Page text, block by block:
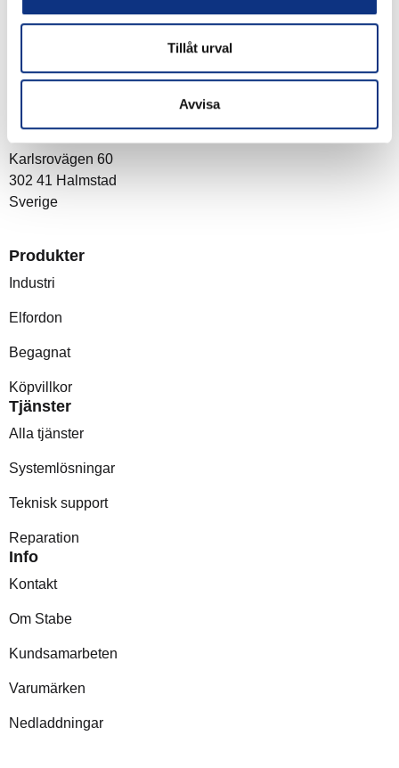
Tillåt urval
Avvisa
Stabe AB
Karlsrovägen 60
302 41 Halmstad
Sverige
Produkter
Industri
Elfordon
Begagnat
Köpvillkor
Tjänster
Alla tjänster
Systemlösningar
Teknisk support
Reparation
Info
Kontakt
Om Stabe
Kundsamarbeten
Varumärken
Nedladdningar